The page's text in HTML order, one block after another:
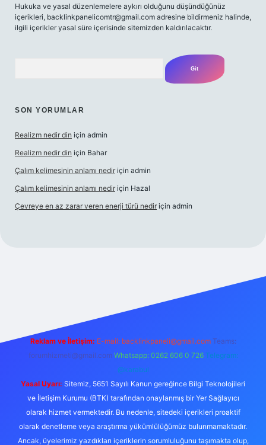
Hukuka ve yasal düzenlemelere aykırı olduğunu düşündüğünüz
içerikleri, backlinkpanelicomtr@gmail.com adresine bildirmeniz halinde,
ilgili içerikler yasal süre içerisinde sitemizden kaldırılacaktır.
SON YORUMLAR
Realizm nedir din için admin
Realizm nedir din için Bahar
Çalım kelimesinin anlamı nedir için admin
Çalım kelimesinin anlamı nedir için Hazal
Çevreye en az zarar veren enerji türü nedir için admin
Reklam ve İletişim: E-mail: backlinkpaneli@gmail.com Teams:
forumhizmeti@gmail.com Whatsapp: 0262 606 0 726 Telegram:
@karabul
Yasal Uyarı: Sitemiz, 5651 Sayılı Kanun gereğince Bilgi Teknolojileri
ve İletişim Kurumu (BTK) tarafından onaylanmış bir Yer Sağlayıcı
olarak hizmet vermektedir. Bu nedenle, sitedeki içerikleri proaktif
olarak denetleme veya araştırma yükümlülüğümüz bulunmamaktadır.
Ancak, üyelerimiz yazdıkları içeriklerin sorumluluğunu taşımakta olup,